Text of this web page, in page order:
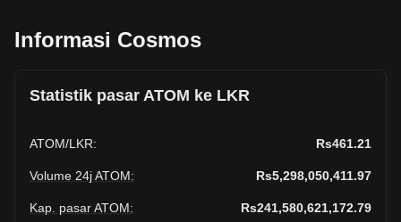
Informasi Cosmos
Statistik pasar ATOM ke LKR
ATOM/LKR: Rs461.21
Volume 24j ATOM: Rs5,298,050,411.97
Kap. pasar ATOM: Rs241,580,621,172.79